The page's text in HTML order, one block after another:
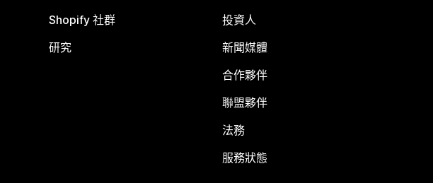
Shopify 社群
研究
投資人
新聞媒體
合作夥伴
聯盟夥伴
法務
服務狀態